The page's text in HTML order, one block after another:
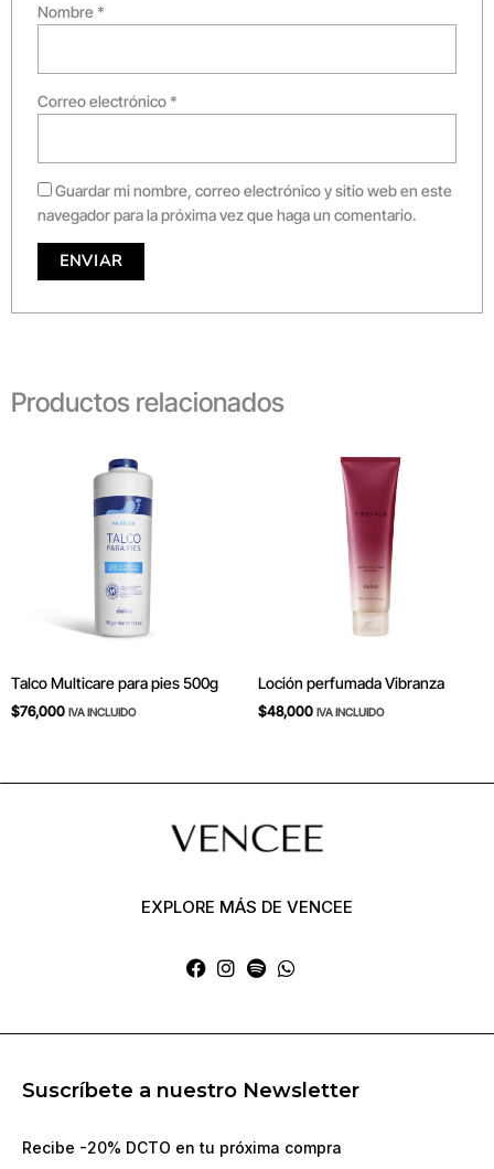
Nombre *
Correo electrónico *
Guardar mi nombre, correo electrónico y sitio web en este
navegador para la próxima vez que haga un comentario.
Productos relacionados
Talco Multicare para pies 500g
$76,000 IVA INCLUIDO
Loción perfumada Vibranza
$48,000 IVA INCLUIDO
EXPLORE MÁS DE VENCEE
Suscríbete a nuestro Newsletter
Recibe -20% DCTO en tu próxima compra